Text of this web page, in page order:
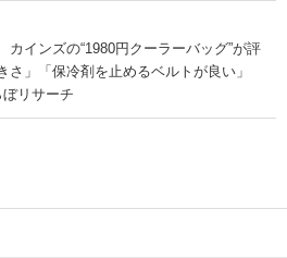
インズの“1980円クーラーバッグ”が評
」「保冷剤を止めるベルトが良い」
ぼリサーチ